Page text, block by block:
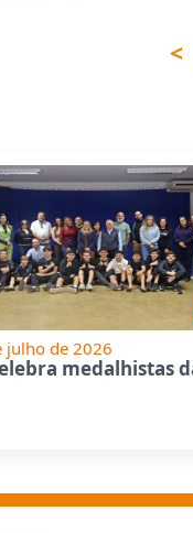
julho de 2026